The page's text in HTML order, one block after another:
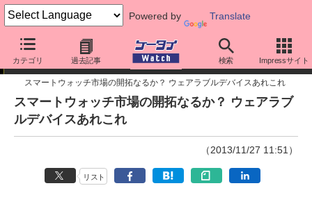
Powered by Translate
カテゴリ 過去記事 検索 Impressサイト
スマートフォン周辺機器カタログ
スマートウォッチ市場の開拓なるか？ ウェアラブルデバイスあれこれ
スマートウォッチ市場の開拓なるか？ ウェアラブ
ルデバイスあれこれ
（2013/11/27 11:51）
リスト